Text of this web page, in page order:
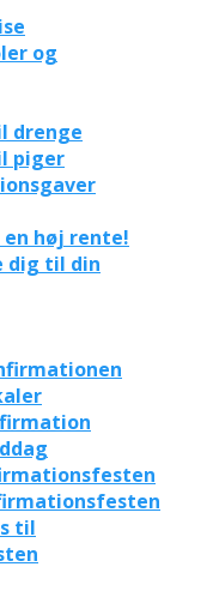
og
drenge
piger
høj rente!
dig til din
til